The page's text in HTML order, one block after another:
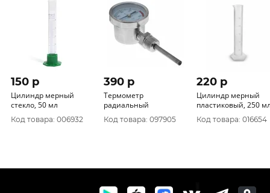
150 p
Цилиндр мерный
стекло, 50 мл
Код товара: 006932
390 p
Термометр
радиальный
Код товара: 097905
220 p
Цилиндр мерный
пластиковый, 250
Код товара: 016654